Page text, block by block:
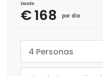
Desde
€ 168 por día
4 Personas